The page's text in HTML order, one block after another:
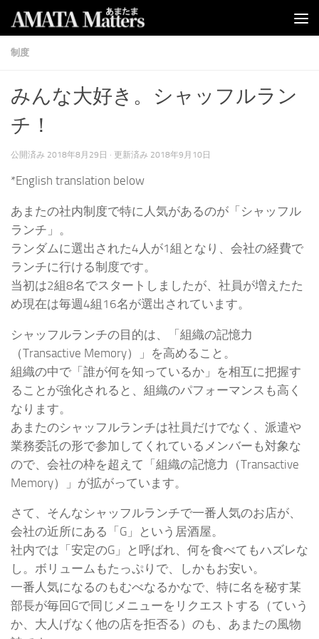
コンテンツへスキップ
制度
みんな大好き。シャッフルラン
チ！
公開済み 2018年8月29日 · 更新済み 2018年9月10日
*English translation below
あまたの社内制度で特に人気があるのが「シャッフル
ランチ」。
ランダムに選出された4人が1組となり、会社の経費で
ランチに行ける制度です。
当初は2組8名でスタートしましたが、社員が増えたた
め現在は毎週4組16名が選出されています。
シャッフルランチの目的は、「組織の記憶力
（Transactive Memory）」を高めること。
組織の中で「誰が何を知っているか」を相互に把握す
ることが強化されると、組織のパフォーマンスも高く
なります。
あまたのシャッフルランチは社員だけでなく、派遣や
業務委託の形で参加してくれているメンバーも対象な
ので、会社の枠を超えて「組織の記憶力（Transactive
Memory）」が拡がっています。
さて、そんなシャッフルランチで一番人気のお店が、
会社の近所にある「G」という居酒屋。
社内では「安定のG」と呼ばれ、何を食べてもハズレな
し。ボリュームもたっぷりで、しかもお安い。
一番人気になるのもむべなるかなで、特に名を秘す某
部長が毎回Gで同じメニューをリクエストする（ていう
か、大人げなく他の店を拒否る）のも、あまたの風物